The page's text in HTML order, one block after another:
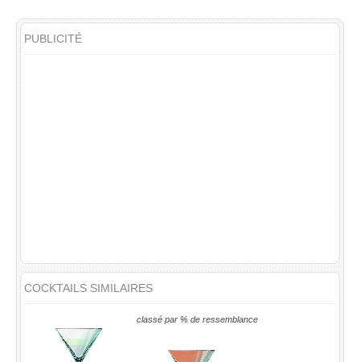
PUBLICITÉ
COCKTAILS SIMILAIRES
classé par % de ressemblance